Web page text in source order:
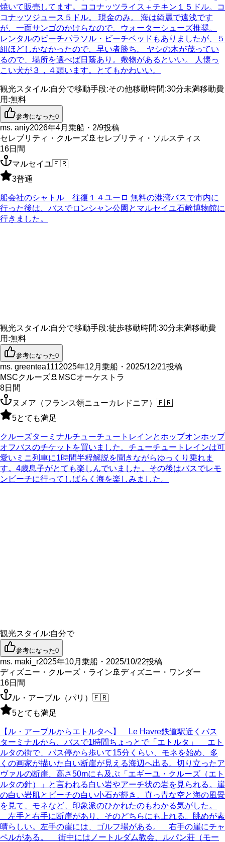
焼いて販売してます。ココナッツライス＋チキン１５ドル。コ
コナッツジュース５ドル。 現金のみ。 海は綺麗で遠浅です
が、一面サンゴのかけらなので、ウォーターシューズ推奨。
レンタルのビーチパラソル・ビーチベッドもありましたが、５
組ほどしかなかったので、早い者勝ち。 ヤシの木が茂ってい
るので、場所を選べば日蔭あり。敷物があるといい。 人懐っ
こい犬が３，４頭います。とてもかわいい。
観光スタイル:自分で移動手段:その他移動時間:30分未満移動費
用 :無料
参考になった0
ms. aniy2026年4月乗船・2/9投稿
セレブリティ・クルーズ🚢 セレブリティ・ソルスティス
16日間
マルセイユ🇫🇷
3普通
船会社のシャトル 往復１４ユーロ 無料の港湾バスで市内に
行った後は、バスでロンシャン公園とマルセイユ石鹸博物館に
行きました。
観光スタイル:自分で移動手段:徒歩移動時間:30分未満移動費
用 :無料
参考になった0
ms. greentea1112025年12月乗船・2025/12/21投稿
MSCクルーズ🚢 MSCオーケストラ
8日間
ヌメア（フランス領ニューカレドニア） 🇫🇷
5とても満足
クルーズターミナルチューチュートレインとホップオンホップ
オフバスのチケットを買いました。チューチュートレインは可
愛いミニ列車に1時間半程解説を聞きながらゆっくり乗れま
す。4歳息子がとても楽しんでいました。その後はバスでレモ
ンビーチに行ってしばらく海を楽しみました。
観光スタイル:自分で
参考になった0
ms. maki_r2025年10月乗船・2025/10/22投稿
ディズニー・クルーズ・ライン 🚢 ディズニー・ワンダー
16日間
ル・アーブル（パリ） 🇫🇷
5とても満足
【ル・アーブルからエトルタへ】 Le Havre鉄道駅近くバス
ターミナルから、バスで1時間ちょっとで「エトルタ」 エト
ルタの街で、バス停から歩いて15分くらい、モネを始め、多
くの画家が描いた白い断崖が見える海辺へ出る。切り立ったア
ヴァルの断崖、高さ50mにも及ぶ「エギーユ・クルーズ（エト
ルタの針）」と言われる白い岩やアーチ状の岩を見られる。崖
の白い岩肌とビーチの白い小石が輝き、真っ青な空と海の風景
を見て、モネなど、印象派のひかれたのもわかる気がした。
左手と右手に断崖があり、そのどちらにも上れる。眺めが素
晴らしい。左手の崖には、ゴルフ場がある。 右手の崖にチャ
ペルがある。 街中にはノートルダム教会、ルパン荘（モー